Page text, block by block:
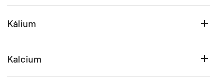
Kálium
Kalcium